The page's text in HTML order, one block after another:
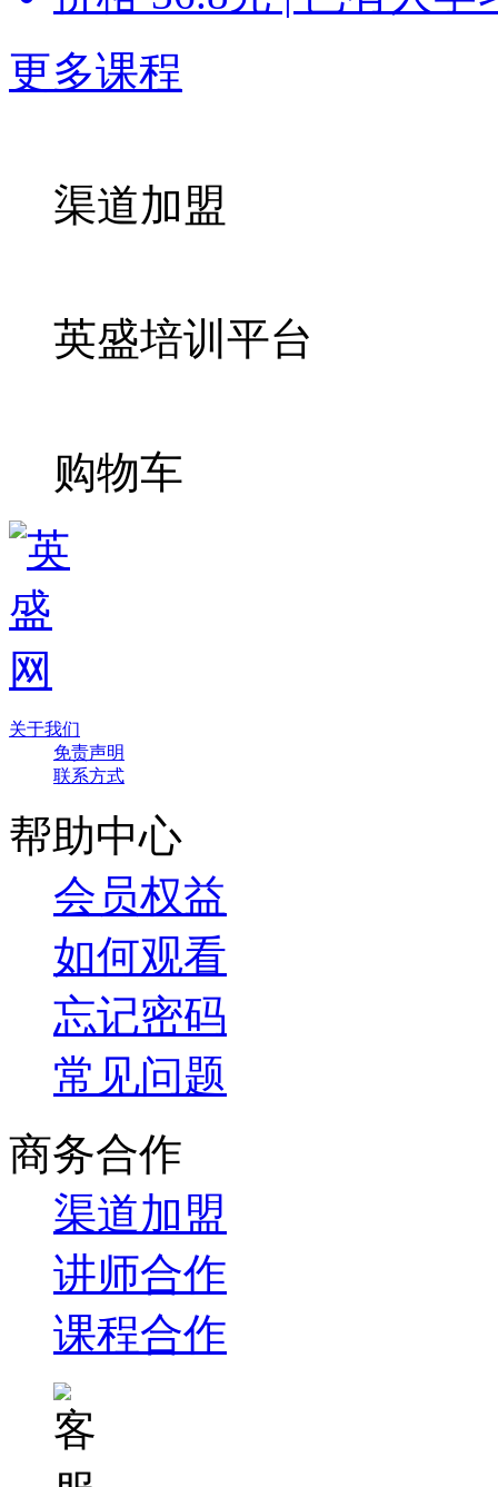
更多课程
渠道加盟
英盛培训平台
购物车
关于我们
免责声明
联系方式
帮助中心
会员权益
如何观看
忘记密码
常见问题
商务合作
渠道加盟
讲师合作
课程合作